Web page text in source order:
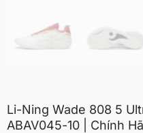
Li-Ning Wade 808 5
ABAV045-10 | Chính